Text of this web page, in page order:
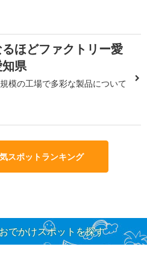
ほどファクトリー愛
県
模の工場で多彩な製品について
スポットランキング
でかけスポットを探す